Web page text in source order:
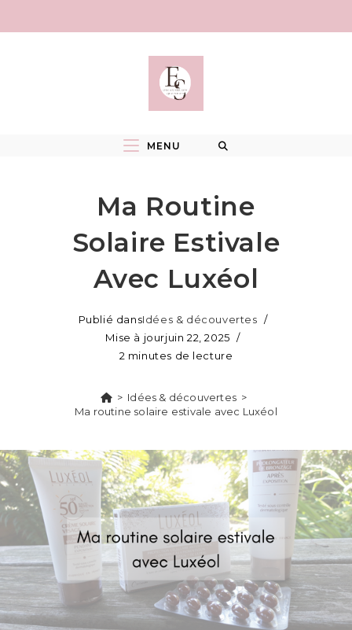
MENU
Ma Routine
Solaire Estivale
Avec Luxéol
Publié dansIdées & découvertes
Mise à jourjuin 22, 2025
2 minutes de lecture
> Idées & découvertes >
Ma routine solaire estivale avec Luxéol